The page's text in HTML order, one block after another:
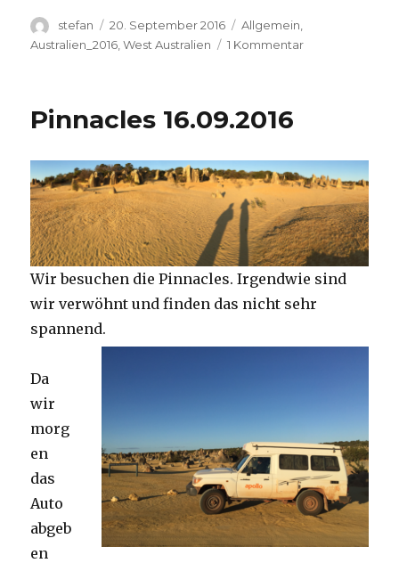
Autor
stefan
Veröffentlicht
am
20. September 2016 Kategorien
Allgemein,
Australien_2016 ,West Australien 1 Kommentarzu
Pinnacles 16.09.2016
Wir besuchen die Pinnacles. Irgendwie sind
wir verwöhnt und finden das nicht sehr
spannend.
Da
wir
morg
en
das
Auto
abgeb
en